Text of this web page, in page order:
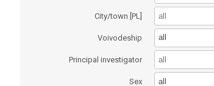
City/town [PL]
Voivodeship all
Principal investigator
Sex all